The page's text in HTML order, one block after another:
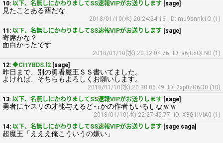
10: 以下、名無しにかわりましてSS速報VIPがお送りします [sage]
見たことある酉だな
2018/01/10(水) 20:24:24.18
ID: mJ9snnk1O (1)
11: 以下、名無しにかわりましてSS速報VIPがお送りします [sage]
寄席かな？
面白かったです
2018/01/10(水) 20:32:04.76
ID: a6jUxQLN0 (1)
12: ◆CItYBDS.l2 [sage]
昨日まで、別の勇者魔王ＳＳ書いてました。
よければ、そちらもよろしくお願いします。
2018/01/10(水) 20:38:06.49
ID: 2xp0zG6O0 (10)
13: 以下、名無しにかわりましてSS速報VIPがお送りします [sage]
勇者にヤスリの才能与えるどっかの作者もいるしなｗｗ
2018/01/10(水) 22:27:45.77
ID: X8G1lViA0 (1)
14: 以下、名無しにかわりましてSS速報VIPがお送りします [sage saga]
超魔王「えええ俺こういうの嫌い」